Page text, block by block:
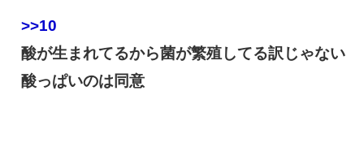
>>10
酸が生まれてるから菌が繁殖してる訳じゃない
酸っぱいのは同意